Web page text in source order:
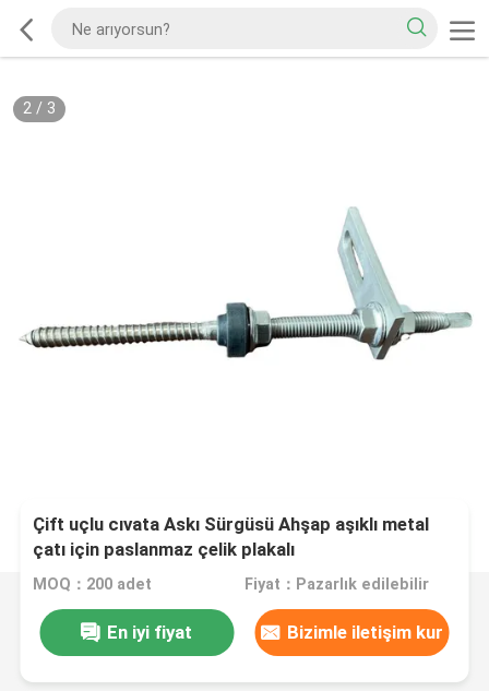
2/ 3
Çift uçlu cıvata Askı Sürgüsü Ahşap aşıklı metal
çatı için paslanmaz çelik plakalı
MOQ：200 adet Fiyat：Pazarlık edilebilir
En iyi fiyat Bizimle iletişim kur